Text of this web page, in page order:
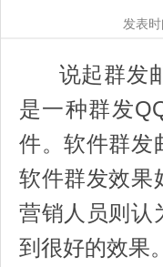
发表
说起群发
是一种群发
件。软件群发
软件群发效果
营销人员则认
到很好的效果。